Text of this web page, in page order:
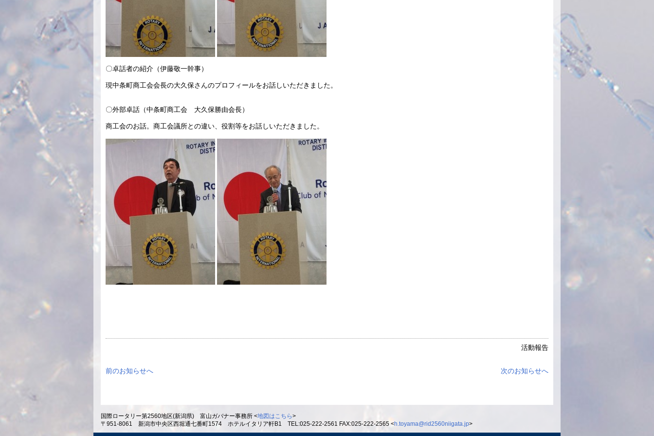
〇卓話者の紹介（伊藤敬一幹事）
現中条町商工会会長の大久保さんのプロフィールをお話しいただきました。
〇外部卓話（中条町商工会 大久保勝由会長）
商工会のお話。商工会議所との違い、役割等をお話しいただきました。
活動報告
前のお知らせへ 次のお知らせへ
国際ロータリー第2560地区(新潟県) 富山ガバナー事務所 <地図はこちら>
〒951-8061 新潟市中央区西堀通七番町1574 ホテルイタリア軒B1 TEL:025-222-2561 FAX:025-222-2565 <h.toyama@rid2560niigata.jp>